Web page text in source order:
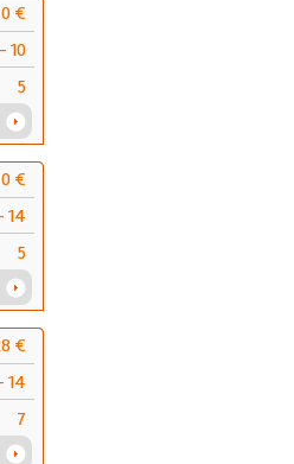
0 €
10
5
0 €
14
5
€
14
7